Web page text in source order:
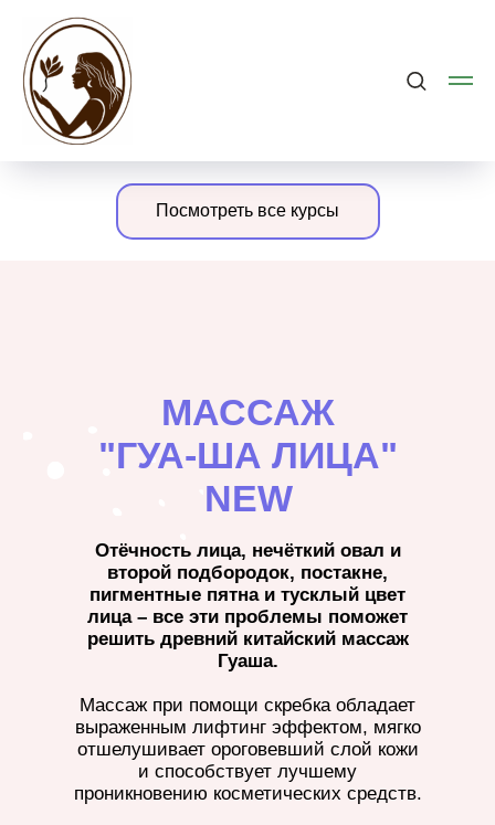
Посмотреть все курсы
МАССАЖ
"ГУА-ША ЛИЦА"
NEW
Отёчность лица, нечёткий овал и
второй подбородок, постакне,
пигментные пятна и тусклый цвет
лица – все эти проблемы поможет
решить древний китайский массаж
Гуаша.
Массаж при помощи скребка обладает
выраженным лифтинг эффектом, мягко
отшелушивает ороговевший слой кожи
и способствует лучшему
проникновению косметических средств.